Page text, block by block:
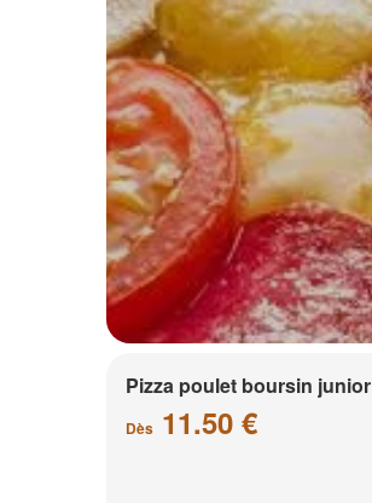
Pizza poulet boursin junior
Dès 11.50 €